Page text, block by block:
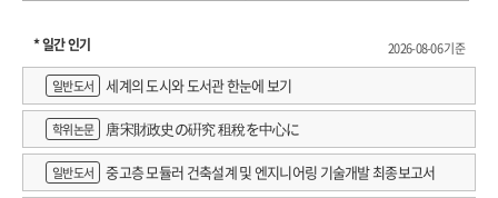
* 일간 인기
2026-08-06 기준
일반도서
세계의 도시와 도서관 한눈에 보기
학위논문 唐宋財政史の硏究 租稅を中心に
일반도서 중고층 모듈러 건축설계 및 엔지니어링 기술개발 최종보고서